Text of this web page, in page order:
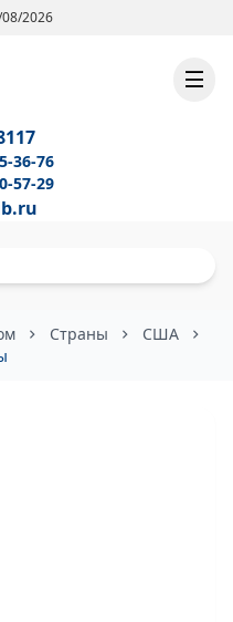
2026
36-76
57-29
Страны
США